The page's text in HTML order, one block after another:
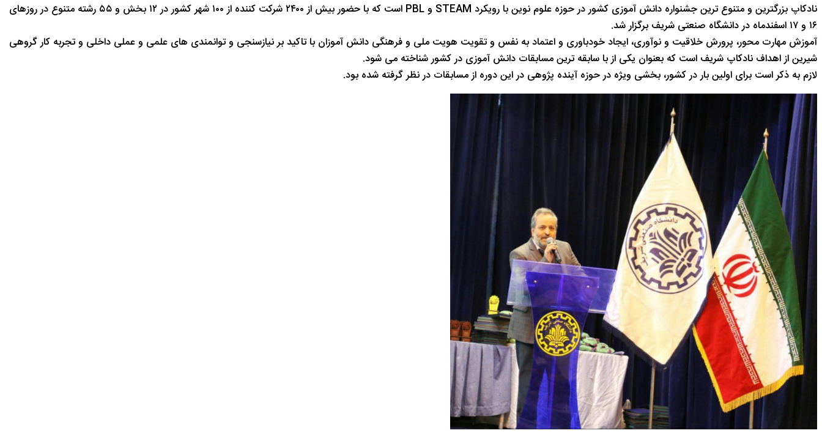
نادکاپ بزرگترین و متنوع ترین جشنواره دانش آموزی کشور در حوزه علوم نوین با رویکرد STEAM و PBL است که با حضور بیش از ۲۴۰۰ شرکت کننده از ۱۰۰ شهر کشور در ۱۲ بخش و ۵۵ رشته متنوع در روزهای
۱۶ و ۱۷ اسفندماه در دانشگاه صنعتی شریف برگزار شد.
آموزش مهارت محور، پرورش خلاقیت و نوآوری، ایجاد خودباوری و اعتماد به نفس و تقویت هویت ملی و فرهنگی دانش آموزان با تاکید بر نیازسنجی و توانمندی های علمی و عملی داخلی و تجربه کار گروهی
شیرین از اهداف نادکاپ شریف است که بعنوان یکی از با سابقه ترین مسابقات دانش آموزی در کشور شناخته می شود.
لازم به ذکر است برای اولین بار در کشور، بخشی ویژه در حوزه آینده پژوهی در این دوره از مسابقات در نظر گرفته شده بود.